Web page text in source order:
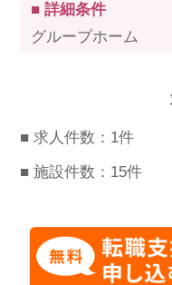
介護の資格取得
採用
紹介会社を
介護・看
■ 詳細条件
グループホーム
■ 求人件数：1件
■ 施設件数：15件